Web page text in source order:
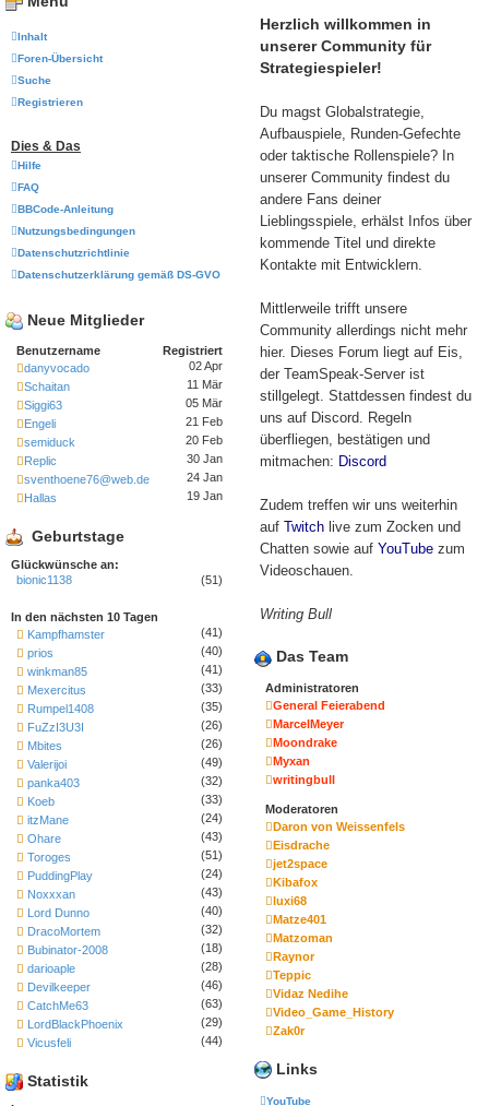
Inhalt
Foren-Übersicht
Suche
Registrieren
Dies & Das
Hilfe
FAQ
BBCode-Anleitung
Nutzungsbedingungen
Datenschutzrichtlinie
Datenschutzerklärung gemäß DS-GVO
Neue Mitglieder
Benutzername
Registriert
danyvocado
02 Apr
Schaitan
11 Mär
Siggi63
05 Mär
Engeli
21 Feb
semiduck
20 Feb
Replic
30 Jan
sventhoene76@web.de
24 Jan
Hallas
19 Jan
Geburtstage
Glückwünsche an:
bionic1138
(51)
In den nächsten 10 Tagen
Kampfhamster
(41)
prios
(40)
winkman85
(41)
Mexercitus
(33)
Rumpel1408
(35)
FuZzI3U3I
(26)
Mbites
(26)
Valerijoi
(49)
panka403
(32)
Koeb
(33)
itzMane
(24)
Ohare
(43)
Toroges
(51)
PuddingPlay
(24)
Noxxxan
(43)
Lord Dunno
(40)
DracoMortem
(32)
Bubinator-2008
(18)
darioaple
(28)
Devilkeeper
(46)
CatchMe63
(63)
LordBlackPhoenix
(29)
Vicusfeli
(44)
Statistik
Herzlich willkommen in
unserer Community für
Strategiespieler!
Du magst Globalstrategie,
Aufbauspiele, Runden-Gefechte
oder taktische Rollenspiele? In
unserer Community findest du
andere Fans deiner
Lieblingsspiele, erhälst Infos über
kommende Titel und direkte
Kontakte mit Entwicklern.
Mittlerweile trifft unsere
Community allerdings nicht mehr
hier. Dieses Forum liegt auf Eis,
der TeamSpeak-Server ist
stillgelegt. Stattdessen findest du
uns auf Discord. Regeln
überfliegen, bestätigen und
mitmachen: Discord
Zudem treffen wir uns weiterhin
aufTwitch live zum Zocken und
Chatten sowie aufYouTube zum
Videoschauen.
Writing Bull
Das Team
Administratoren
General Feierabend
MarcelMeyer
Moondrake
Myxan
writingbull
Moderatoren
Daron von Weissenfels
Eisdrache
jet2space
Kibafox
luxi68
Matze401
Matzoman
Raynor
Teppic
Vidaz Nedihe
Video_Game_History
Zak0r
Links
YouTube